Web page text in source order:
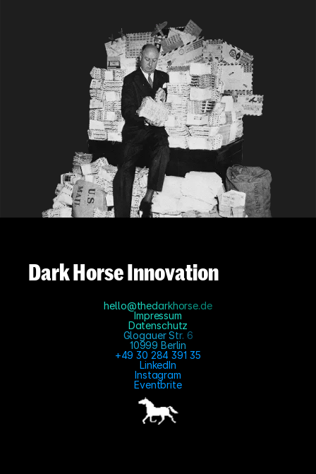
Dark Horse Innovation
hello@thedarkhorse.de
Impressum
Datenschutz
Glogauer Str. 6
10999 Berlin
+49 30 284 391 35
LinkedIn
Instagram
Eventbrite